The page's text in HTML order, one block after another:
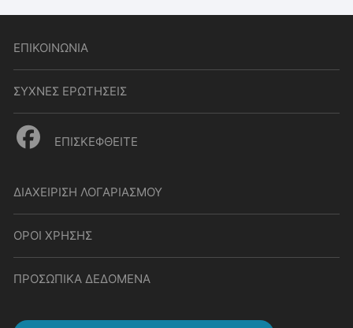
ΕΠΙΚΟΙΝΩΝΙΑ
ΣΥΧΝΕΣ ΕΡΩΤΗΣΕΙΣ
ΕΠΙΣΚΕΦΘΕΙΤΕ
ΔΙΑΧΕΙΡΙΣΗ ΛΟΓΑΡΙΑΣΜΟΥ
ΟΡΟΙ ΧΡΗΣΗΣ
ΠΡΟΣΩΠΙΚΑ ΔΕΔΟΜΕΝΑ